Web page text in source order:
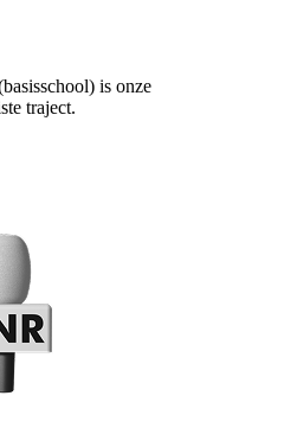
is onze
traject.